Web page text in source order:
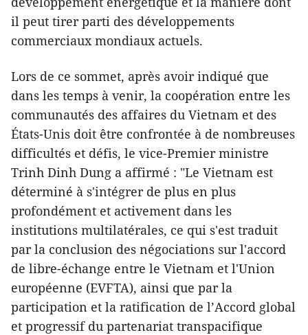
il peut tirer parti des développements
commerciaux mondiaux actuels.
Lors de ce sommet, après avoir indiqué que
dans les temps à venir, la coopération entre les
communautés des affaires du Vietnam et des
États-Unis doit être confrontée à de nombreuses
difficultés et défis, le vice-Premier ministre
Trinh Dinh Dung a affirmé : "Le Vietnam est
déterminé à s'intégrer de plus en plus
profondément et activement dans les
institutions multilatérales, ce qui s'est traduit
par la conclusion des négociations sur l'accord
de libre-échange entre le Vietnam et l'Union
européenne (EVFTA), ainsi que par la
participation et la ratification de l’Accord global
et progressif du partenariat transpacifique